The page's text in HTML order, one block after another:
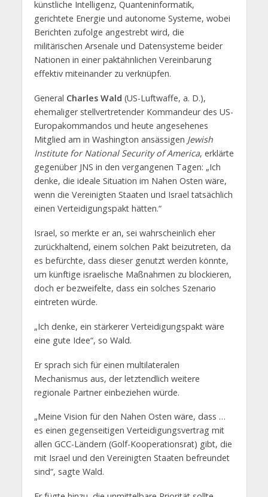
künstliche Intelligenz, Quanteninformatik,
gerichtete Energie und autonome Systeme, wobei
Berichten zufolge angestrebt wird, die
militärischen Arsenale und Datensysteme beider
Nationen in einer paktähnlichen Vereinbarung
effektiv miteinander zu verknüpfen.
General Charles Wald (US-Luftwaffe, a. D.),
ehemaliger stellvertretender Kommandeur des US-
Europakommandos und heute angesehenes
Mitglied am in Washington ansässigen Jewish
Institute for National Security of America, erklärte
gegenüber JNS in den vergangenen Tagen: „Ich
denke, die ideale Situation im Nahen Osten wäre,
wenn die Vereinigten Staaten und Israel tatsächlich
einen Verteidigungspakt hätten.“
Israel, so merkte er an, sei wahrscheinlich eher
zurückhaltend, einem solchen Pakt beizutreten, da
es befürchte, dass dieser genutzt werden könnte,
um künftige israelische Maßnahmen zu blockieren,
doch er bezweifelte, dass ein solches Szenario
eintreten würde.
„Ich denke, ein stärkerer Verteidigungspakt wäre
eine gute Idee“, so Wald.
Er sprach sich für einen multilateralen
Mechanismus aus, der letztendlich weitere
regionale Partner einbeziehen würde.
„Meine Vision für den Nahen Osten wäre, dass …
es einen gegenseitigen Verteidigungsvertrag mit
allen GCC-Ländern (Golf-Kooperationsrat) gibt, die
mit Israel und den Vereinigten Staaten befreundet
sind“, sagte Wald.